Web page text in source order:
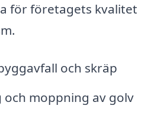
för företagets kvalitet
och skräp
och moppning av golv